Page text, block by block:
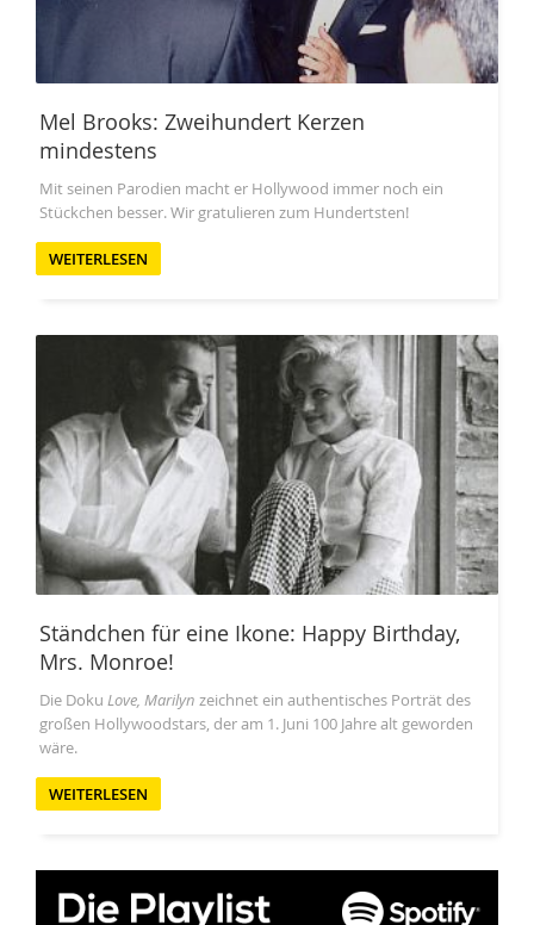
Mel Brooks: Zweihundert Kerzen
mindestens
Mit seinen Parodien macht er Hollywood immer noch ein
Stückchen besser. Wir gratulieren zum Hundertsten!
WEITERLESEN
Ständchen für eine Ikone: Happy Birthday,
Mrs. Monroe!
Die Doku Love, Marilyn zeichnet ein authentisches Porträt des
großen Hollywoodstars, der am 1. Juni 100 Jahre alt geworden
wäre.
WEITERLESEN